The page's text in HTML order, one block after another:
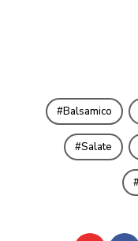
Balsamico
Salate